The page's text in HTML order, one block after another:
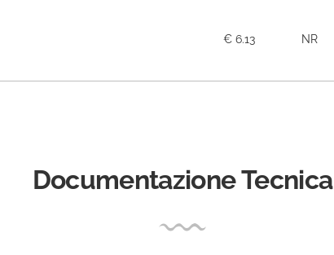
€ 6.13 NR
Documentazione Tecnica